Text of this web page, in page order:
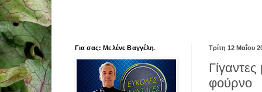
Τρίτη 12 Μαΐου
φούρνο
Για σας: Με λένε Βαγγέλη.